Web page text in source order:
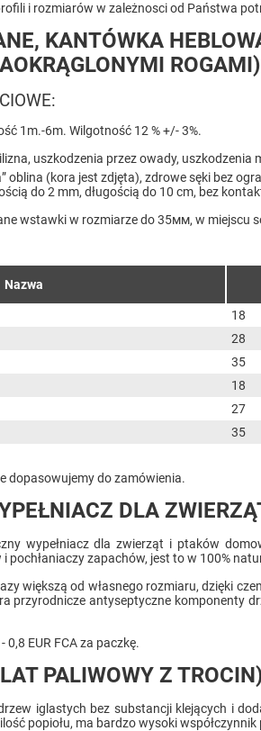
i rozmiarów w zależnosci od Państwa
KANTÓWKA
1m.-6m. Wilgotność 12 % +/- 3%.
uszkodzenia przez owady,
oblina (kora jest zdjęta), zdrowe sęki bez
do 2 mm, długością do 10 cm, bez
wstawki w rozmiarze do 35мм, w miejscu
Nazwa
18
28
35
18
27
35
dopasowujemy do zamówienia.
DLA
wypełniacz dla zwierząt i ptaków
zapachów, jest to w 100%
większą od własnego rozmiaru, dzięki
przyrodnicze antyseptyczne komponenty
EUR FCA za paczkę.
PALIWOWY Z
iglastych bez substancji klejących i
popiołu, ma bardzo wysoki współczynnik